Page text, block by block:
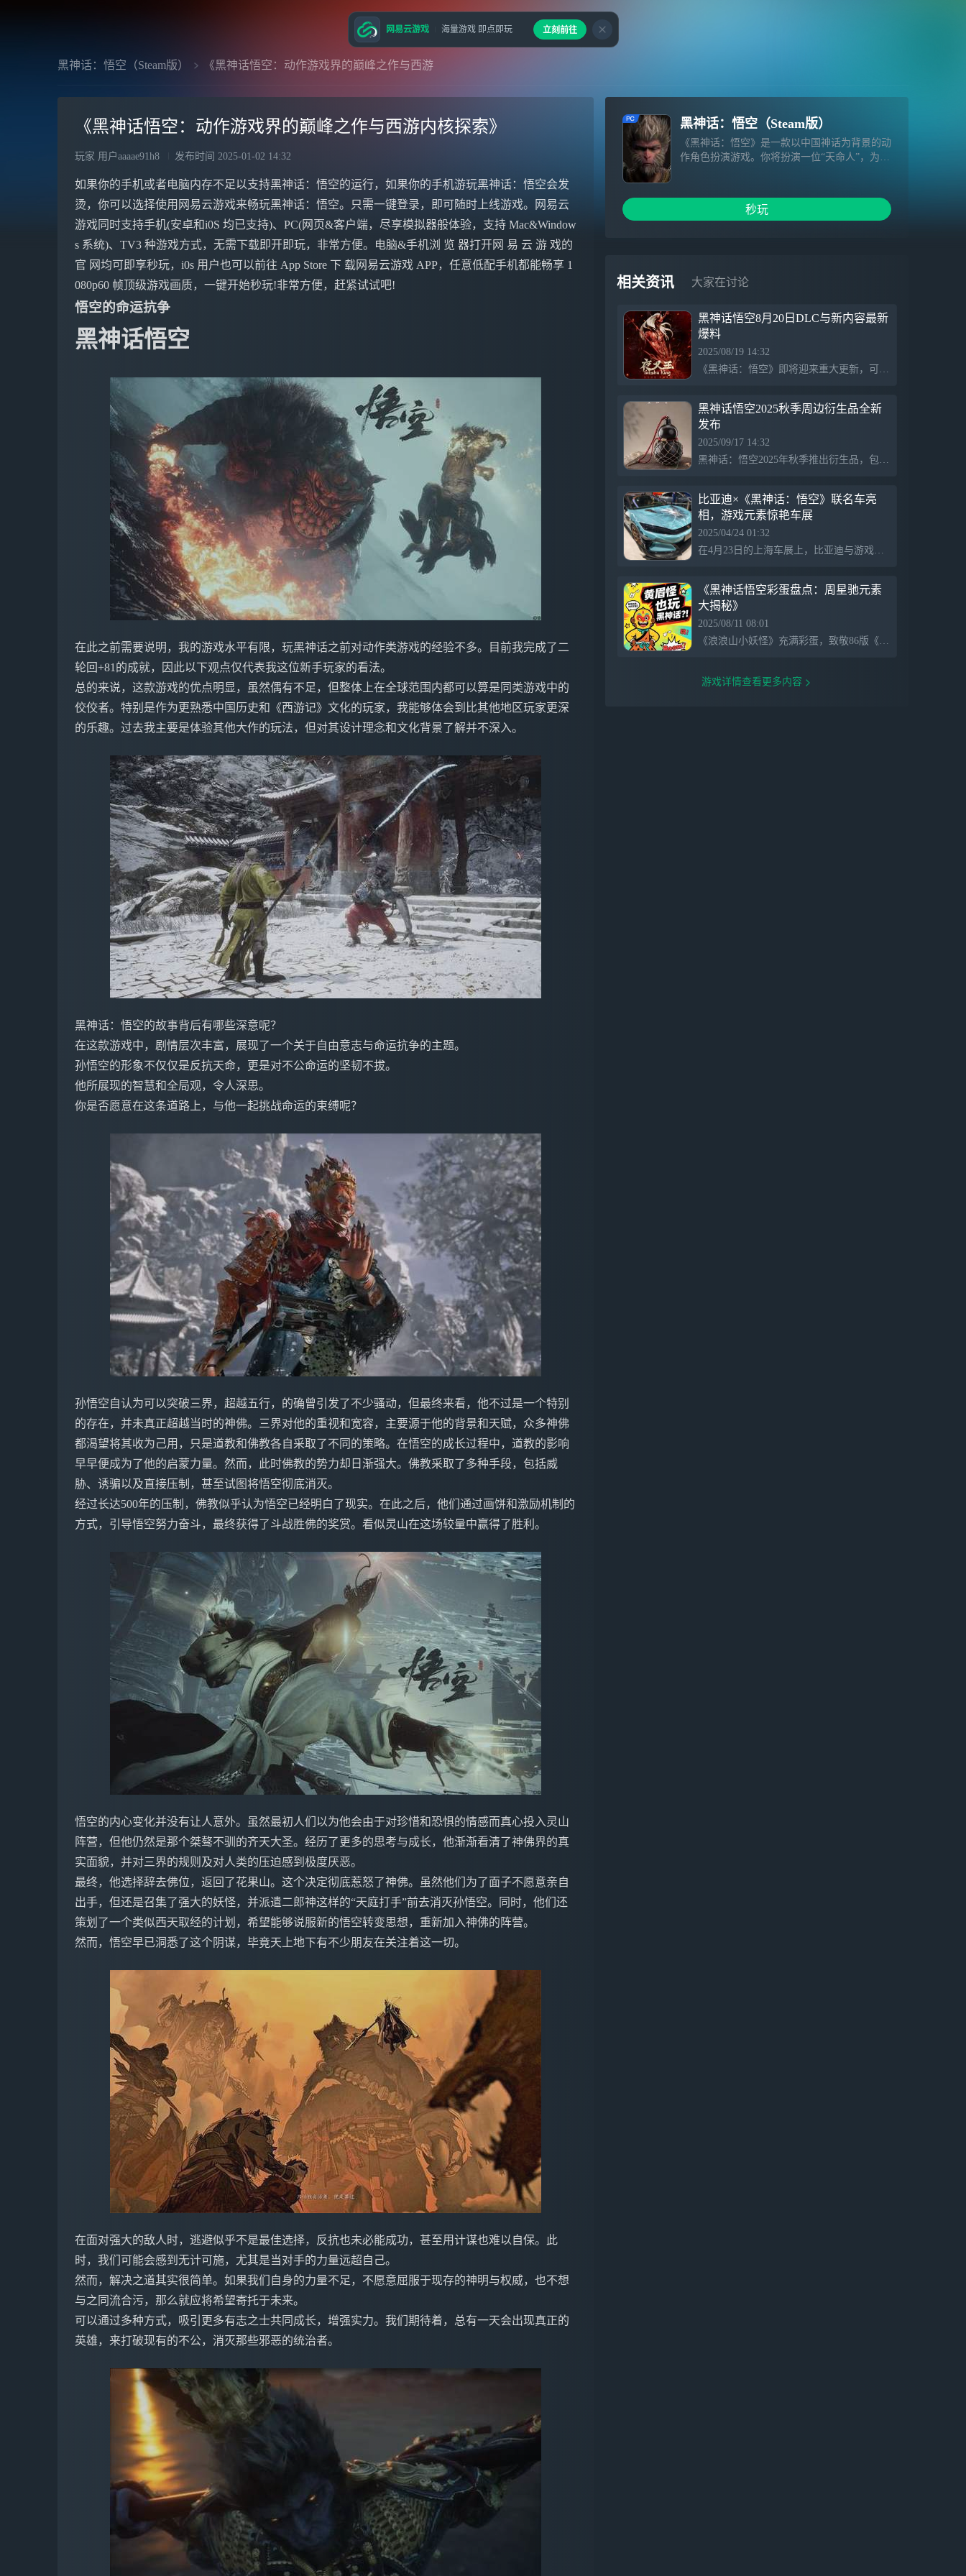
黑神话：悟空（Steam版） 《黑神话悟空：动作游戏界的巅峰之作与西游
《黑神话悟空：动作游戏界的巅峰之作与西游内核探索》
玩家 用户aaaae91h8 发布时间 2025-01-02 14:32
如果你的手机或者电脑内存不足以支持黑神话：悟空的运行，如果你的手机游玩黑神话：悟空会发
烫，你可以选择使用网易云游戏来畅玩黑神话：悟空。只需一键登录，即可随时上线游戏。网易云
游戏同时支持手机(安卓和i0S 均已支持)、PC(网页&客户端，尽享模拟器般体验，支持 Mac&Window
s 系统)、TV3 种游戏方式，无需下载即开即玩，非常方便。电脑&手机浏 览 器打开网 易 云 游 戏的
官 网均可即享秒玩，i0s 用户也可以前往 App Store 下 载网易云游戏 APP，任意低配手机都能畅享 1
080p60 帧顶级游戏画质，一键开始秒玩!非常方便，赶紧试试吧!
悟空的命运抗争
黑神话悟空
在此之前需要说明，我的游戏水平有限，玩黑神话之前对动作类游戏的经验不多。目前我完成了二
轮回+81的成就，因此以下观点仅代表我这位新手玩家的看法。
总的来说，这款游戏的优点明显，虽然偶有不足，但整体上在全球范围内都可以算是同类游戏中的
佼佼者。特别是作为更熟悉中国历史和《西游记》文化的玩家，我能够体会到比其他地区玩家更深
的乐趣。过去我主要是体验其他大作的玩法，但对其设计理念和文化背景了解并不深入。
黑神话：悟空的故事背后有哪些深意呢？
在这款游戏中，剧情层次丰富，展现了一个关于自由意志与命运抗争的主题。
孙悟空的形象不仅仅是反抗天命，更是对不公命运的坚韧不拔。
他所展现的智慧和全局观，令人深思。
你是否愿意在这条道路上，与他一起挑战命运的束缚呢？
孙悟空自认为可以突破三界，超越五行，的确曾引发了不少骚动，但最终来看，他不过是一个特别
的存在，并未真正超越当时的神佛。三界对他的重视和宽容，主要源于他的背景和天赋，众多神佛
都渴望将其收为己用，只是道教和佛教各自采取了不同的策略。在悟空的成长过程中，道教的影响
早早便成为了他的启蒙力量。然而，此时佛教的势力却日渐强大。佛教采取了多种手段，包括威
胁、诱骗以及直接压制，甚至试图将悟空彻底消灭。
经过长达500年的压制，佛教似乎认为悟空已经明白了现实。在此之后，他们通过画饼和激励机制的
方式，引导悟空努力奋斗，最终获得了斗战胜佛的奖赏。看似灵山在这场较量中赢得了胜利。
悟空的内心变化并没有让人意外。虽然最初人们以为他会由于对珍惜和恐惧的情感而真心投入灵山
阵营，但他仍然是那个桀骜不驯的齐天大圣。经历了更多的思考与成长，他渐渐看清了神佛界的真
实面貌，并对三界的规则及对人类的压迫感到极度厌恶。
最终，他选择辞去佛位，返回了花果山。这个决定彻底惹怒了神佛。虽然他们为了面子不愿意亲自
出手，但还是召集了强大的妖怪，并派遣二郎神这样的“天庭打手”前去消灭孙悟空。同时，他们还
策划了一个类似西天取经的计划，希望能够说服新的悟空转变思想，重新加入神佛的阵营。
然而，悟空早已洞悉了这个阴谋，毕竟天上地下有不少朋友在关注着这一切。
在面对强大的敌人时，逃避似乎不是最佳选择，反抗也未必能成功，甚至用计谋也难以自保。此
时，我们可能会感到无计可施，尤其是当对手的力量远超自己。
然而，解决之道其实很简单。如果我们自身的力量不足，不愿意屈服于现存的神明与权威，也不想
与之同流合污，那么就应将希望寄托于未来。
可以通过多种方式，吸引更多有志之士共同成长，增强实力。我们期待着，总有一天会出现真正的
英雄，来打破现有的不公，消灭那些邪恶的统治者。
黑神话：悟空（Steam版）
《黑神话：悟空》是一款以中国神话为背景的动
作角色扮演游戏。你将扮演一位“天命人”，为了
秒玩
相关资讯 大家在讨论
黑神话悟空8月20日DLC与新内容最新
爆料
2025/08/19 14:32
《黑神话：悟空》即将迎来重大更新，可能发布DLC、新预告片或其他内容。DLC预计分为上下两部分，增加新地图如狮驼岭、碧波潭等。频繁的Steam更新引发玩家期待，同时也可能公布运营计划或活动，整体内容备受期待。
黑神话悟空2025秋季周边衍生品全新
发布
2025/09/17 14:32
黑神话：悟空2025年秋季推出衍生品，包括容量300ml的不锈钢葫芦和相关服装周边，正式开售时间为9月20日，旨在丰富玩家体验。
比亚迪×《黑神话：悟空》联名车亮
相，游戏元素惊艳车展
2025/04/24 01:32
在4月23日的上海车展上，比亚迪与游戏《黑神话：悟空》联名推出了多款车型，包括腾势Z9GT、比亚迪汉L和唐L。这些车型融入了游戏元素，唐L设计似黄金甲，汉L如龙，而腾势Z9GT则包含祥云元素，引起了众多观众的关注。
《黑神话悟空彩蛋盘点：周星驰元素
大揭秘》
2025/08/11 08:01
《浪浪山小妖怪》充满彩蛋，致敬86版《西游记》，包括孙悟空的“抽象派”形象；乌鸦怪工牌“9527”致敬《唐伯虎点秋香》；无厘头搞笑桥段受陈佩斯小品启发，展示丰富的文化底蕴。
游戏详情查看更多内容
网易云游戏 海量游戏 即点即玩 立刻前往